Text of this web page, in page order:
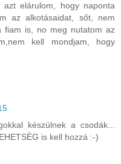
elárulom, hogy naponta
az alkotásaidat, sőt, nem
is, no meg nutatom az
kell mondjam, hogy
készülnek a csodák...
is kell hozzá :-)